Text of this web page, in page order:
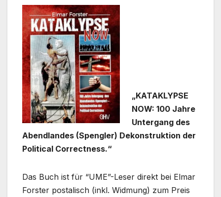
„KATAKLYPSE
NOW: 100 Jahre
Untergang des
Abendlandes (Spengler) Dekonstruktion der
Political Correctness.“
Das Buch ist für “UME”-Leser direkt bei Elmar
Forster postalisch (inkl. Widmung) zum Preis